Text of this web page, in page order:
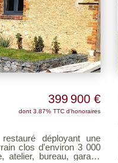
399 900 €
dont 3.87% TTC d'honoraires
clos d'environ 3 000
atelier, bureau, garage